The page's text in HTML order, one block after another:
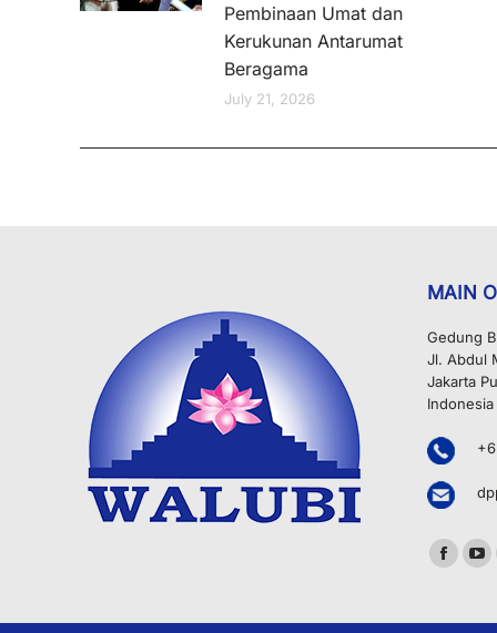
Pembinaan Umat dan
Kerukunan Antarumat
Beragama
July 21, 2026
MAIN
Gedung
Jl. Abdul
Jakarta
Indonesia
Find us
opens